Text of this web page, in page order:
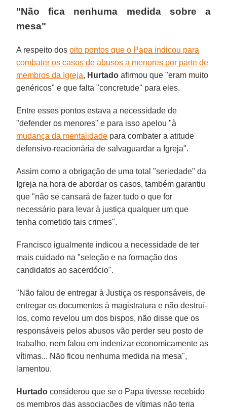
"Não fica nenhuma medida sobre a
mesa"
A respeito dosoito pontos que o Papa indicou para
combater os casos de abusos a menores por parte de
membros da Igreja, Hurtado afirmou que "eram muito
genéricos" e que falta "concretude" para eles.
Entre esses pontos estava a necessidade de
"defender os menores" e para isso apelou "à
mudança da mentalidade para combater a atitude
defensivo-reacionária de salvaguardar a Igreja".
Assim como a obrigação de uma total "seriedade" da
Igreja na hora de abordar os casos, também garantiu
que "não se cansará de fazer tudo o que for
necessário para levar à justiça qualquer um que
tenha cometido tais crimes".
Francisco igualmente indicou a necessidade de ter
mais cuidado na "seleção e na formação dos
candidatos ao sacerdócio".
"Não falou de entregar à Justiça os responsáveis, de
entregar os documentos à magistratura e não destruí-
los, como revelou um dos bispos, não disse que os
responsáveis pelos abusos vão perder seu posto de
trabalho, nem falou em indenizar economicamente as
vítimas... Não ficou nenhuma medida na mesa",
lamentou.
Hurtado considerou que se o Papa tivesse recebido
os membros das associações de vítimas não teria